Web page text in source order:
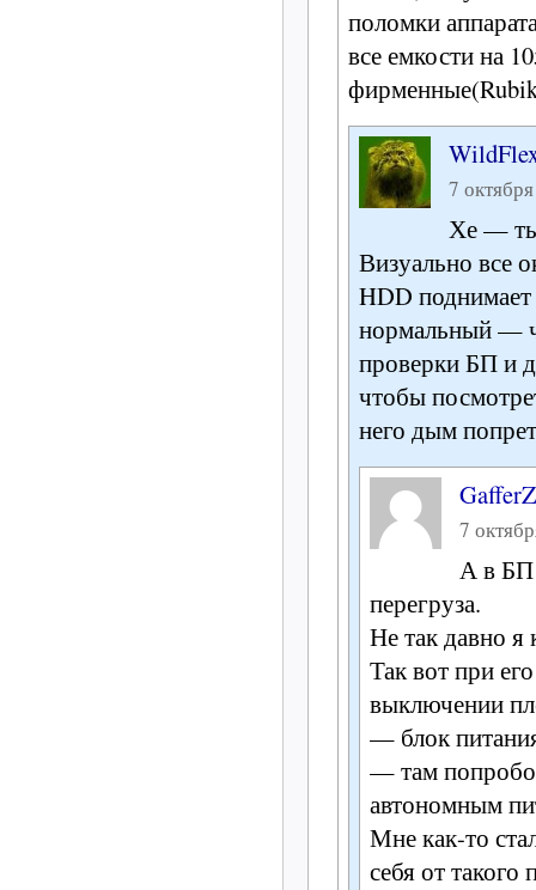
поломки
все емкости на
7
Хе — ты
Визуально все
HDD
нормальный —
проверки БП и
чтобы
него дым
7
А в БП
перегруза.
Не так давно
Так вот при
выключении
— блок
— там
автономным
Мне как-то
себя от такого